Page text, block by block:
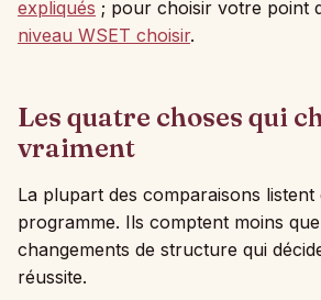
expliqués ; pour choisir votre point
niveau WSET choisir.
Les quatre choses qui
vraiment
La plupart des comparaisons listent
programme. Ils comptent moins
changements de structure qui
réussite.